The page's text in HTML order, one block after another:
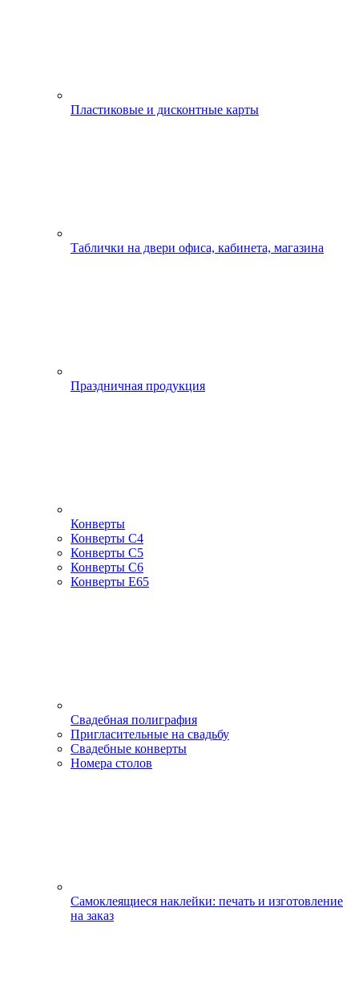
Пластиковые и дисконтные карты
Таблички на двери офиса, кабинета, магазина
Праздничная продукция
Конверты
Конверты С4
Конверты С5
Конверты С6
Конверты Е65
Свадебная полиграфия
Пригласительные на свадьбу
Свадебные конверты
Номера столов
Самоклеящиеся наклейки: печать и изготовление
на заказ